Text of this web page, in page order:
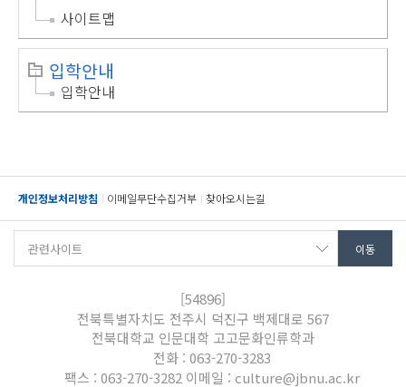
사이트맵
입학안내
입학안내
개인정보처리방침 이메일무단수집거부 찾아오시는길
[54896]
전북특별자치도 전주시 덕진구 백제대로 567
전북대학교 인문대학 고고문화인류학과
전화 : 063-270-3283
팩스 : 063-270-3282 이메일 : culture@jbnu.ac.kr